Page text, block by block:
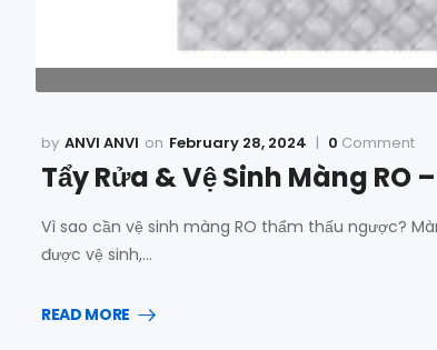
ANVI ANVI February 28, 2024 0 Comment
Tẩy Rửa & Vệ Sinh Màng RO
Vì sao cần vệ sinh màng RO thẩm thấu ngược?
được vệ sinh,…
READ MORE